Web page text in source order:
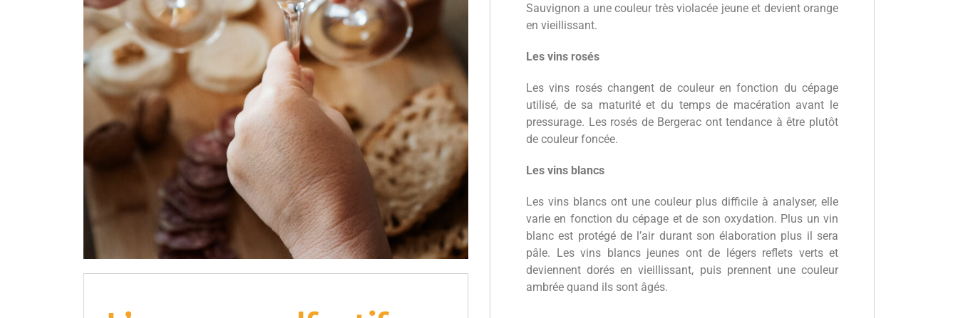
Sauvignon a une couleur très violacée jeune et devient orange
en vieillissant.
Les vins rosés
Les vins rosés changent de couleur en fonction du cépage
utilisé, de sa maturité et du temps de macération avant le
pressurage. Les rosés de Bergerac ont tendance à être plutôt
de couleur foncée.
Les vins blancs
Les vins blancs ont une couleur plus difficile à analyser, elle
varie en fonction du cépage et de son oxydation. Plus un vin
blanc est protégé de l’air durant son élaboration plus il sera
pâle. Les vins blancs jeunes ont de légers reflets verts et
deviennent dorés en vieillissant, puis prennent une couleur
ambrée quand ils sont âgés.